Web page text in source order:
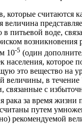
которые считаются
величина
питьевой воде,
возникновения
10-5 (один
населения, которое
это вещество на
величины, в течение
связанные с
рака за время жизни
путем
рекомендуемой